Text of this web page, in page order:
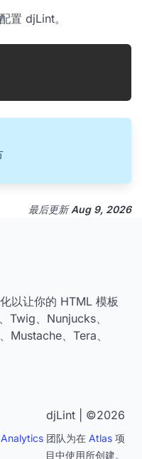
配置 djLint。
最后更新Aug 9, 2026
以让你的 HTML 模板
Twig、Nunjucks、
Mustache、Tera、
djLint | ©2026
团队为在 Atlas 项
目中使用所创建。